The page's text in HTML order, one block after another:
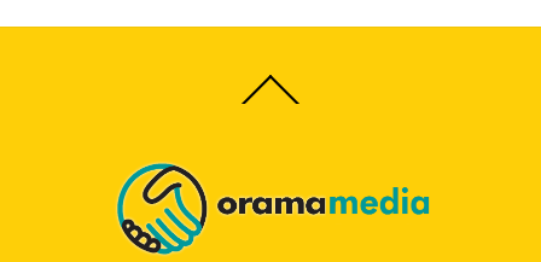
Back
To